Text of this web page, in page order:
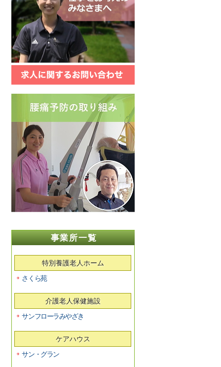
事業所一覧
特別養護老人ホーム
さくら苑
介護老人保健施設
サンフローラみやざき
ケアハウス
サン・グラン